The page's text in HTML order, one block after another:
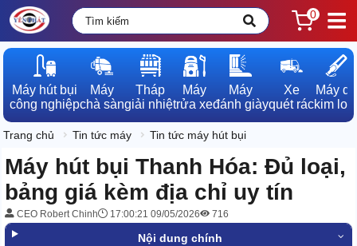
0
Máy hút bụi
công nghiệp
Máy
chà sàn
Tháp
giải nhiệt
Máy
rửa xe
Máy
đánh giày
Xe
quét rác
Máy dò
kim loại
Trang chủ Tin tức máy Tin tức máy hút bụi
Máy hút bụi Thanh Hóa: Đủ loại,
bảng giá kèm địa chỉ uy tín
CEO Robert Chinh 17:00:21 09/05/2026 716
Nội dung chính